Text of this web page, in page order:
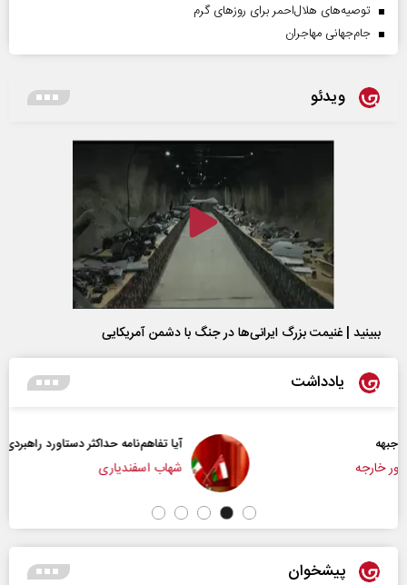
توصیه‌های هلال‌احمر برای روز‌های گرم
جام‌جهانی مهاجران
ویدئو
ببینید | غنیمت بزرگ ایرانی‌ها در جنگ با دشمن آمریکایی
یادداشت
آیا تفاهم‌نامه حداکثر دستاورد راهبردی ایران بود؟
شهاب اسفندیاری
پیشخوان